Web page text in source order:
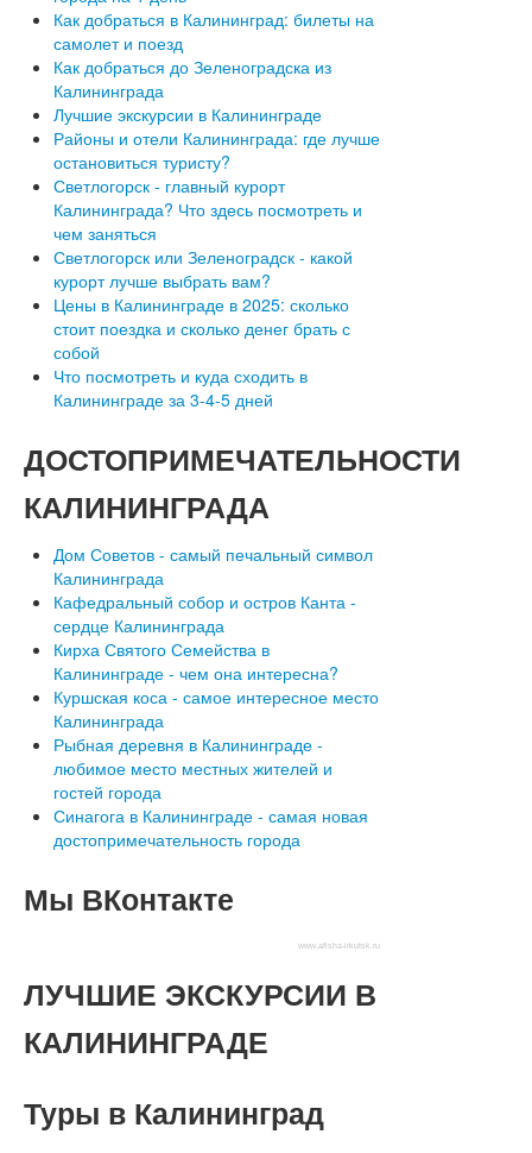
Как добраться в Калининград: билеты на
самолет и поезд
Как добраться до Зеленоградска из
Калининграда
Лучшие экскурсии в Калининграде
Районы и отели Калининграда: где лучше
остановиться туристу?
Светлогорск - главный курорт
Калининграда? Что здесь посмотреть и
чем заняться
Светлогорск или Зеленоградск - какой
курорт лучше выбрать вам?
Цены в Калининграде в 2025: сколько
стоит поездка и сколько денег брать с
собой
Что посмотреть и куда сходить в
Калининграде за 3-4-5 дней
ДОСТОПРИМЕЧАТЕЛЬНОСТИ
КАЛИНИНГРАДА
Дом Советов - самый печальный символ
Калининграда
Кафедральный собор и остров Канта -
сердце Калининграда
Кирха Святого Семейства в
Калининграде - чем она интересна?
Куршская коса - самое интересное место
Калининграда
Рыбная деревня в Калининграде -
любимое место местных жителей и
гостей города
Синагога в Калининграде - самая новая
достопримечательность города
Мы ВКонтакте
www.afisha-irkutsk.ru
ЛУЧШИЕ ЭКСКУРСИИ В
КАЛИНИНГРАДЕ
Туры в Калининград